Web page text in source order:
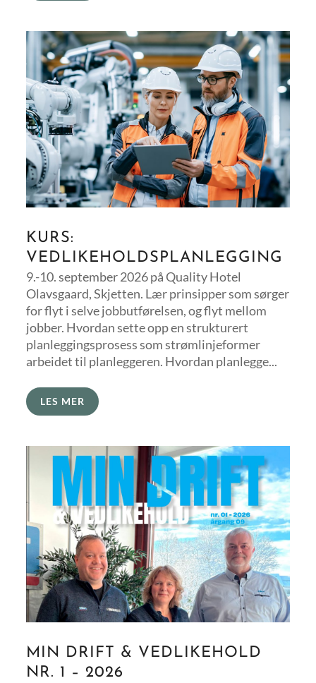
KURS:
VEDLIKEHOLDSPLANLEGGING
9.-10. september 2026 på Quality Hotel
Olavsgaard, Skjetten. Lær prinsipper som sørger
for flyt i selve jobbutførelsen, og flyt mellom
jobber. Hvordan sette opp en strukturert
planleggingsprosess som strømlinjeformer
arbeidet til planleggeren. Hvordan planlegge...
LES MER
MIN DRIFT & VEDLIKEHOLD
NR. 1 – 2026